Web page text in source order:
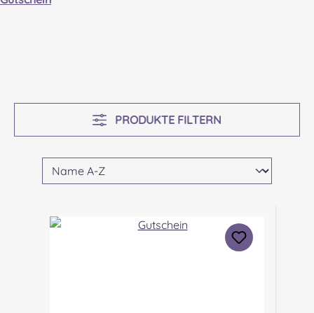
PRODUKTE FILTERN